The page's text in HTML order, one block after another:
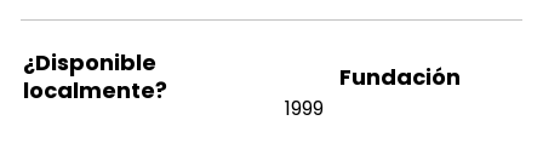
¿Disponible
localmente?
Fundación
1999